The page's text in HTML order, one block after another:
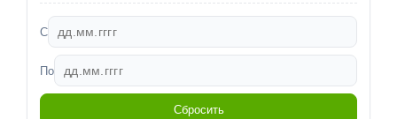
С
По
Сбросить